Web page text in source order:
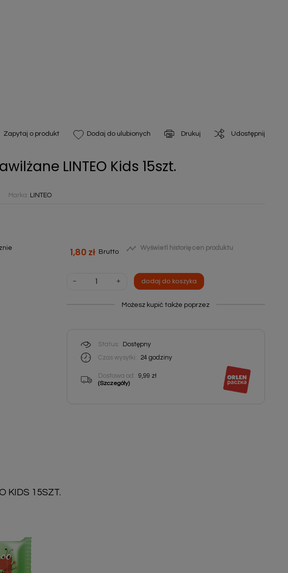
Zapytaj o produkt Dodaj do ulubionych Drukuj Udostępnij
LINTEO Kids 15szt.
Marka: LINTEO
1,80 zł Brutto  Wyświetl historię cen produktu
- + dodaj do koszyka
Możesz kupić także poprzez
Status:
Dostępny
Czas wysyłki:
24 godziny
Dostawa od: 9,99 zł
(Szczegóły)
KIDS 15SZT.